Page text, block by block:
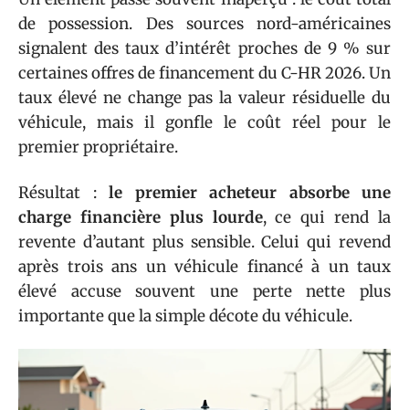
de possession. Des sources nord-américaines
signalent des taux d’intérêt proches de 9 % sur
certaines offres de financement du C-HR 2026. Un
taux élevé ne change pas la valeur résiduelle du
véhicule, mais il gonfle le coût réel pour le
premier propriétaire.
Résultat : le premier acheteur absorbe une
charge financière plus lourde, ce qui rend la
revente d’autant plus sensible. Celui qui revend
après trois ans un véhicule financé à un taux
élevé accuse souvent une perte nette plus
importante que la simple décote du véhicule.